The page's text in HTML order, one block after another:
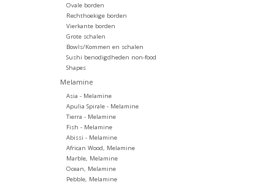
Ovale borden
Rechthoekige borden
Vierkante borden
Grote schalen
Bowls/Kommen en schalen
Sushi benodigdheden non-food
Shapes
Melamine
Asia - Melamine
Apulia Spirale - Melamine
Tierra - Melamine
Fish - Melamine
Abissi - Melamine
African Wood, Melamine
Marble, Melamine
Ocean, Melamine
Pebble, Melamine